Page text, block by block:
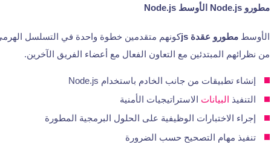
مطورو Node.js الأوسط Node.js
الأوسط مطورو عقدة js
كونهم متقدمين خطوة واحدة في التسلسل الهرمي
من نظرائهم المبتدئين مع التعاون الفعال مع أعضاء الفريق الآخرين.
إنشاء تطبيقات من جانب الخادم باستخدام Node.js
التنفيذ البيانات الاستراتيجيات الأمنية
إجراء الاختبارات الوظيفية على الحلول البرمجية المطورة
تنفيذ مهام التصحيح حسب الضرورة